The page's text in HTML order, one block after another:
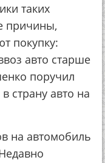
таких
причины,
покупку:
авто старше
поручил
страну авто на
на автомобиль